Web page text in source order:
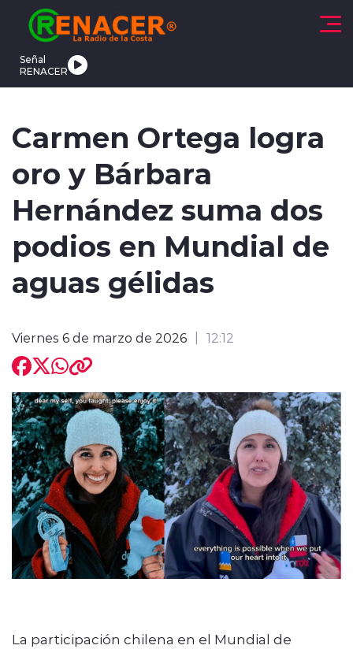
Click acá para ir directamente al contenido
Señal
RENACER
modo claro
Carmen Ortega logra
oro y Bárbara
Hernández suma dos
podios en Mundial de
aguas gélidas
Viernes 6 de marzo de 2026 12:12
La participación chilena en el Mundial de